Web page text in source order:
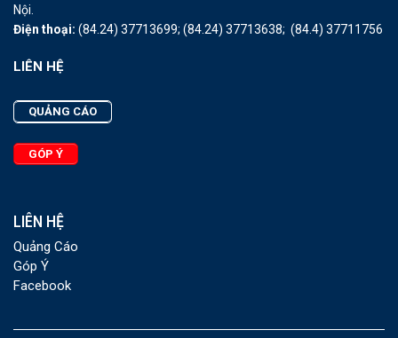
Nội.
Điện thoại: (84.24) 37713699; (84.24) 37713638; (84.4) 37711756
LIÊN HỆ
QUẢNG CÁO
GÓP Ý
LIÊN HỆ
Quảng Cáo
Góp Ý
Facebook